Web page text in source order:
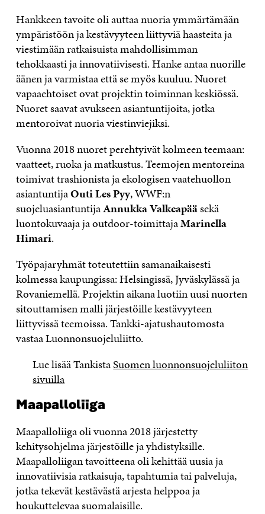
Hankkeen tavoite oli auttaa nuoria ymmärtämään
ympäristöön ja kestävyyteen liittyviä haasteita ja
viestimään ratkaisuista mahdollisimman
tehokkaasti ja innovatiivisesti. Hanke antaa nuorille
äänen ja varmistaa että se myös kuuluu. Nuoret
vapaaehtoiset ovat projektin toiminnan keskiössä.
Nuoret saavat avukseen asiantuntijoita, jotka
mentoroivat nuoria viestinviejiksi.
Vuonna 2018 nuoret perehtyivät kolmeen teemaan:
vaatteet, ruoka ja matkustus. Teemojen mentoreina
toimivat trashionista ja ekologisen vaatehuollon
asiantuntijaOuti Les Pyy, WWF:n
suojeluasiantuntijaAnnukka Valkeapääsekä
luontokuvaaja ja outdoor-toimittajaMarinella
Himari.
Työpajaryhmät toteutettiin samanaikaisesti
kolmessa kaupungissa: Helsingissä, Jyväskylässä ja
Rovaniemellä. Projektin aikana luotiin uusi nuorten
sitouttamisen malli järjestöille kestävyyteen
liittyvissä teemoissa. Tankki-ajatushautomosta
vastaa Luonnonsuojeluliitto.
Lue lisää TankistaSuomen luonnonsuojeluliiton
sivuilla
Maapalloliiga
Maapalloliiga oli vuonna 2018 järjestetty
kehitysohjelma järjestöille ja yhdistyksille.
Maapalloliigan tavoitteena oli kehittää uusia ja
innovatiivisia ratkaisuja, tapahtumia tai palveluja,
jotka tekevät kestävästä arjesta helppoa ja
houkuttelevaa suomalaisille.